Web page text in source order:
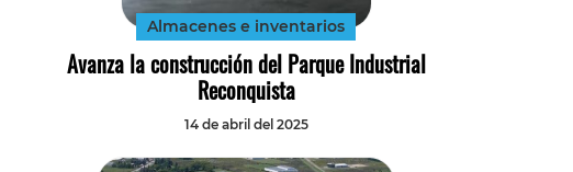
Almacenes e inventarios
Avanza la construcción del Parque Industrial
Reconquista
14 de abril del 2025